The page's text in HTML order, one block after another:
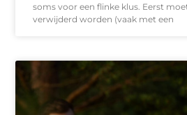
soms voor een flinke klus. Eerst
verwijderd worden (vaak met een